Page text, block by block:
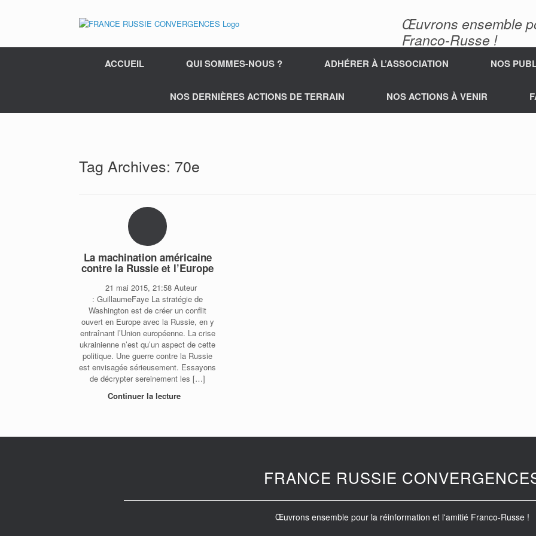
Œuvrons ensemble
Franco-Russe !
ACCUEIL QUI SOMMES-NOUS ? ADHÉRER À L’ASSOCIATION NOS
NOS DERNIÈRES ACTIONS DE TERRAIN NOS ACTIONS À VENIR
Tag Archives: 70e
La machination américaine
contre la Russie et l’Europe
21 mai 2015, 21:58 Auteur
: GuillaumeFaye La stratégie de
Washington est de créer un conflit
ouvert en Europe avec la Russie, en y
entraînant l’Union européenne. La crise
ukrainienne n’est qu’un aspect de cette
politique. Une guerre contre la Russie
est envisagée sérieusement. Essayons
de décrypter sereinement les […]
Continuer la lecture
FRANCE RUSSIE
Œuvrons ensemble pour la réinformation et l'amitié Franco-Russe !